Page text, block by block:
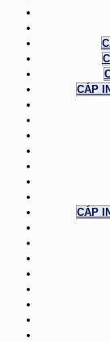
CÁP
CÁP